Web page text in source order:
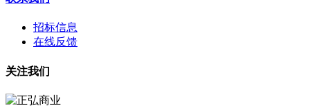
招标信息
在线反馈
关注我们